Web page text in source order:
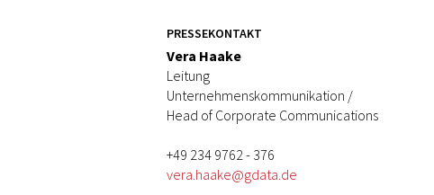
PRESSEKONTAKT
Vera Haake
Leitung
Unternehmenskommunikation /
Head of Corporate Communications
+49 234 9762 - 376
vera.haake@gdata.de